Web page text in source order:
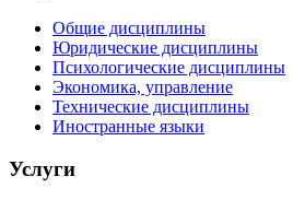
Общие дисциплины
Юридические дисциплины
Психологические дисциплины
Экономика, управление
Технические дисциплины
Иностранные языки
Услуги